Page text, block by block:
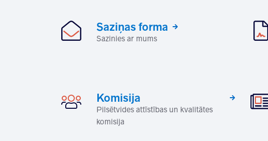
Saziņas forma
Sazinies ar mums
Komisija
Pilsētvides attīstības un kvalitātes
komisija